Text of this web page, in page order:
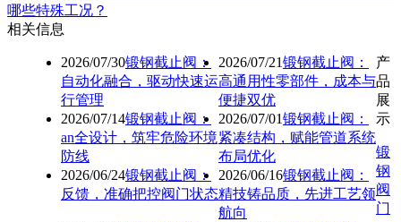
哪些特殊工况？
相关信息
2026/07/30锻钢截止阀：
自动化融合，驱动快速运
行管理
2026/07/21锻钢截止阀：
高通用性零部件，成本与
便捷双优
2026/07/14锻钢截止阀：
an全设计，筑牢危险环境
防线
2026/07/01锻钢截止阀：
紧凑结构，赋能管道系统
布局优化
2026/06/24锻钢截止阀：
反馈，准确把控阀门状态
2026/06/16锻钢截止阀：
精技铸品质，先进工艺领
航向
产
品
展
示
锻
钢
阀
门